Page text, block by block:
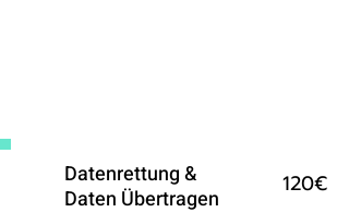
Datenrettung &
Daten Übertragen
120€